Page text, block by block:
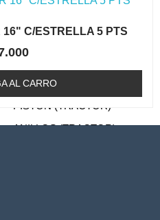
DESMALEZADORA)
(ORILLADORA
(TRACTOR)
PISTON (TRACTOR)
ANILLOS (TRACTOR)
C/ESTRELLA 5 PTS
AL CARRO